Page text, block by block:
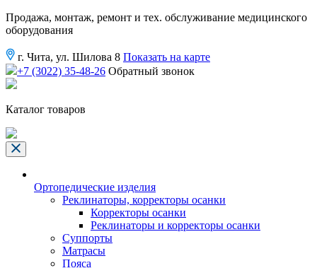
Продажа, монтаж, ремонт и тех. обслуживание медицинского
оборудования
г. Чита, ул. Шилова 8 Показать на карте
+7 (3022) 35-48-26 Обратный звонок
Каталог товаров
Ортопедические изделия
Реклинаторы, корректоры осанки
Корректоры осанки
Реклинаторы и корректоры осанки
Суппорты
Матрасы
Пояса